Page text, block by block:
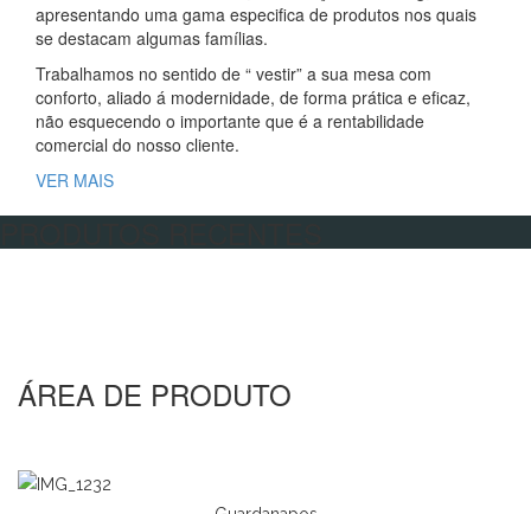
apresentando uma gama especifica de produtos nos quais
se destacam algumas famílias.
Trabalhamos no sentido de “ vestir” a sua mesa com
conforto, aliado á modernidade, de forma prática e eficaz,
não esquecendo o importante que é a rentabilidade
comercial do nosso cliente.
VER MAIS
ÁREA DE PRODUTO